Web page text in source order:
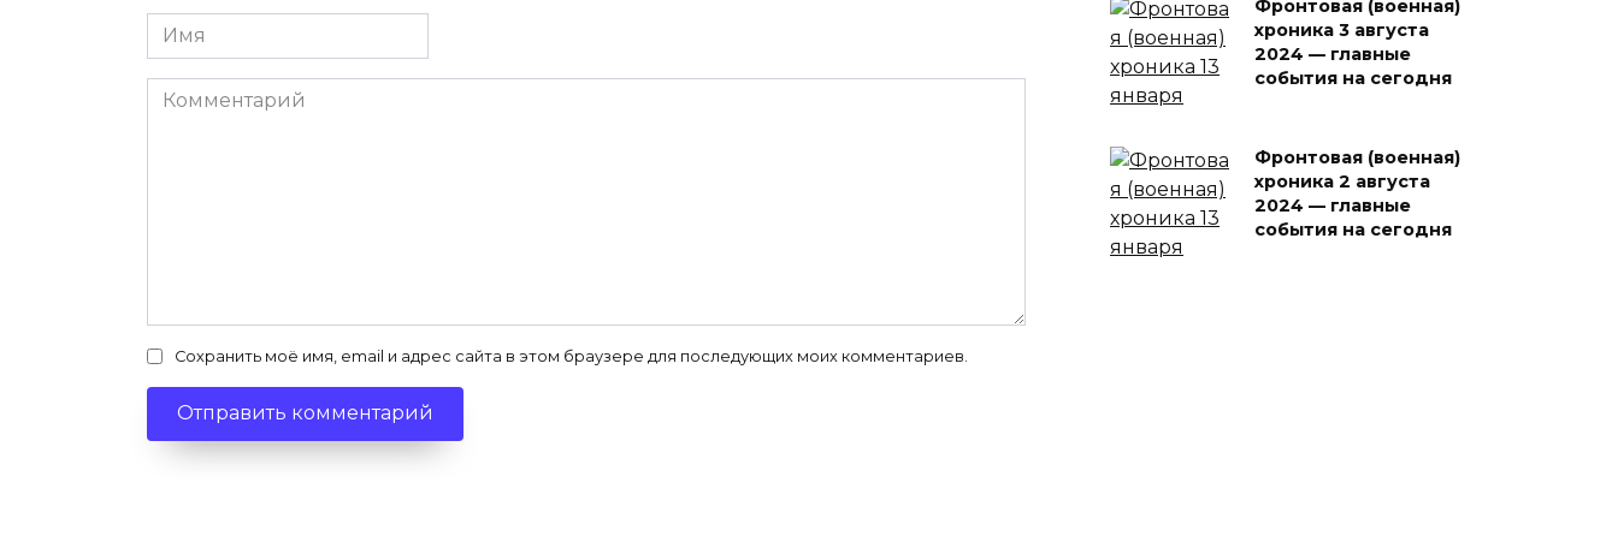
Имя
*
Комментарий
Сохранить моё имя, email и адрес сайта в этом браузере для последующих моих комментариев.
Фронтовая (военная)
хроника 3 августа
2024 — главные
события на сегодня
Фронтовая (военная)
хроника 2 августа
2024 — главные
события на сегодня